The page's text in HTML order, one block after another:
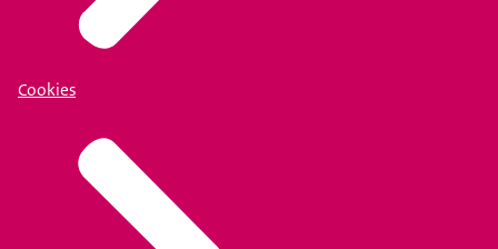
Cookies